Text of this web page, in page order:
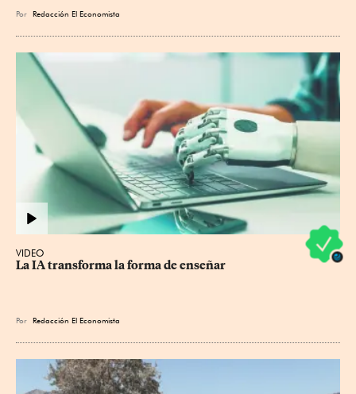
Por Redacción El Economista
VIDEO
La IA transforma la forma de enseñar
Por Redacción El Economista